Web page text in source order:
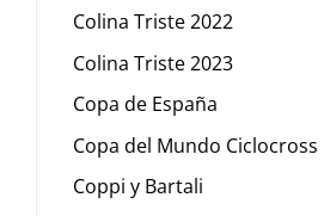
Colina Triste 2022
Colina Triste 2023
Copa de España
Copa del Mundo Ciclocross
Coppi y Bartali